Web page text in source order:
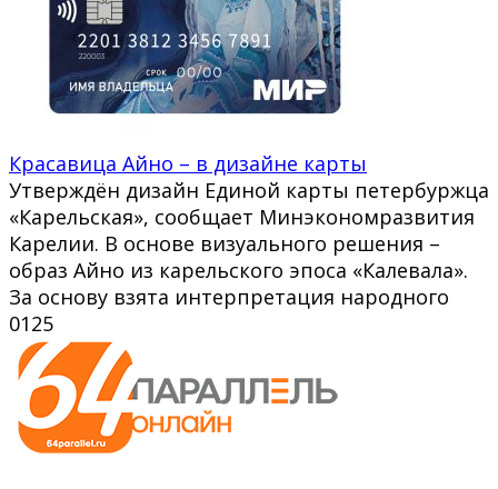
Красавица Айно – в дизайне карты
Утверждён дизайн Единой карты петербуржца
«Карельская», сообщает Минэкономразвития
Карелии. В основе визуального решения –
образ Айно из карельского эпоса «Калевала».
За основу взята интерпретация народного
0125